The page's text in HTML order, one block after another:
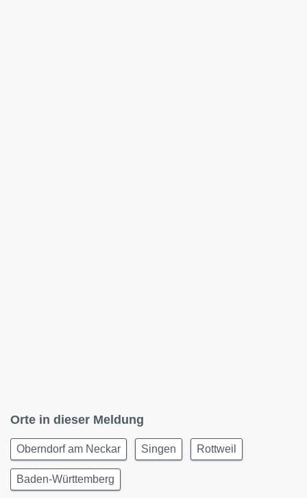
Orte in dieser Meldung
Oberndorf am Neckar Singen Rottweil
Baden-Württemberg